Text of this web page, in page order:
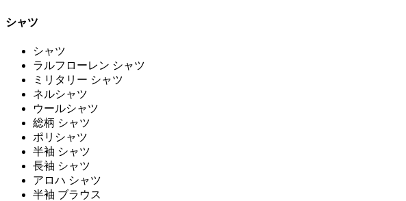
シャツ
シャツ
ラルフローレン シャツ
ミリタリー シャツ
ネルシャツ
ウールシャツ
総柄 シャツ
ポリシャツ
半袖 シャツ
長袖 シャツ
アロハ シャツ
半袖 ブラウス